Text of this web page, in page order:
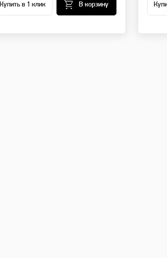
Купить в 1 клик В корзину